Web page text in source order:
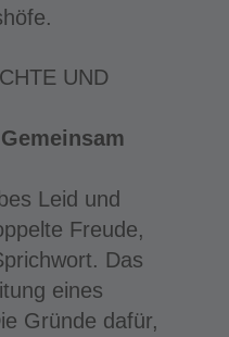
UND
Gemeinsam
Leid und
Freude,
Das
eines
Gründe dafür,